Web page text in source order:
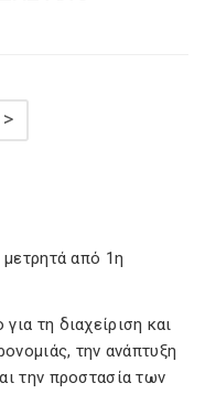
>
από 1η
τη διαχείριση και
την ανάπτυξη
την προστασία των